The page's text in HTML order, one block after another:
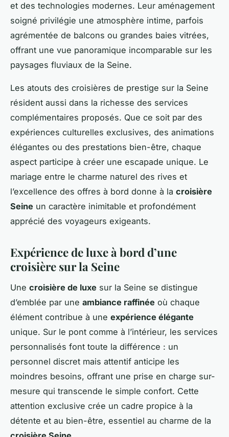
et des technologies modernes. Leur aménagement
soigné privilégie une atmosphère intime, parfois
agrémentée de balcons ou grandes baies vitrées,
offrant une vue panoramique incomparable sur les
paysages fluviaux de la Seine.
Les atouts des croisières de prestige sur la Seine
résident aussi dans la richesse des services
complémentaires proposés. Que ce soit par des
expériences culturelles exclusives, des animations
élégantes ou des prestations bien-être, chaque
aspect participe à créer une escapade unique. Le
mariage entre le charme naturel des rives et
l’excellence des offres à bord donne à la croisière
Seine un caractère inimitable et profondément
apprécié des voyageurs exigeants.
Expérience de luxe à bord d’une
croisière sur la Seine
Une croisière de luxe sur la Seine se distingue
d’emblée par une ambiance raffinée où chaque
élément contribue à une expérience élégante
unique. Sur le pont comme à l’intérieur, les services
personnalisés font toute la différence : un
personnel discret mais attentif anticipe les
moindres besoins, offrant une prise en charge sur-
mesure qui transcende le simple confort. Cette
attention exclusive crée un cadre propice à la
détente et au bien-être, essentiel au charme de la